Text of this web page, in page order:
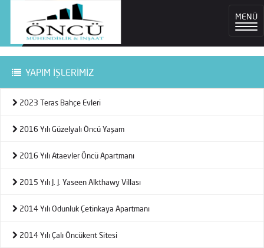
MENÜ
YAPIM İŞLERİMİZ
2023 Teras Bahçe Evleri
2016 Yılı Güzelyalı Öncü Yaşam
2016 Yılı Ataevler Öncü Apartmanı
2015 Yılı J. J. Yaseen Alkthawy Villası
2014 Yılı Odunluk Çetinkaya Apartmanı
2014 Yılı Çalı Öncükent Sitesi